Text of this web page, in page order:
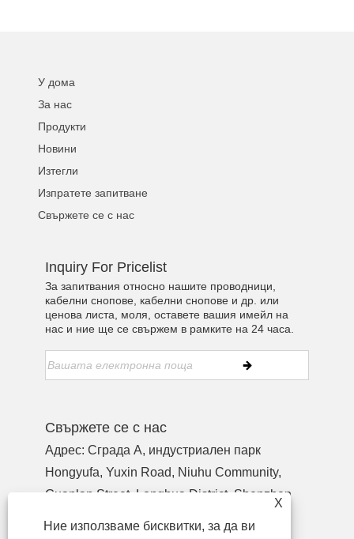
У дома
За нас
Продукти
Новини
Изтегли
Изпратете запитване
Свържете се с нас
Inquiry For Pricelist
За запитвания относно нашите проводници,
кабелни снопове, кабелни снопове и др. или
ценова листа, моля, оставете вашия имейл на
нас и ние ще се свържем в рамките на 24 часа.
Свържете се с нас
Адрес: Сграда A, индустриален парк
Hongyufa, Yuxin Road, Niuhu Community,
Guanlan Street, Longhua District, Shenzhen
X
Ние използваме бисквитки, за да ви